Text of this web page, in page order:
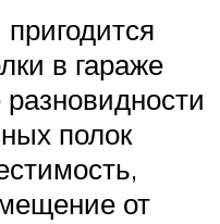
в гараже
полок
от